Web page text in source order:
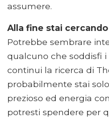
assumere.
Alla fine stai
Potrebbe sembrare
qualcuno che soddisfi
continui la ricerca di
probabilmente stai
prezioso ed energia
potresti spendere per